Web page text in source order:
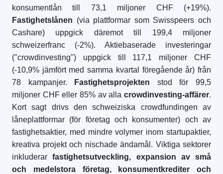
konsumentlån till 73,1 miljoner CHF (+19%).
Fastighetslånen (via plattformar som Swisspeers och
Cashare) uppgick däremot till 199,4 miljoner
schweizerfranc (-2%). Aktiebaserade investeringar
("crowdinvesting") uppgick till 117,1 miljoner CHF
(-10,9% jämfört med samma kvartal föregående år) från
78 kampanjer.
Fastighetsprojekten stod för 99,5
miljoner CHF eller 85% av alla crowdinvesting-affärer.
Kort sagt drivs den schweiziska crowdfundingen av
låneplattformar (för företag och konsumenter) och av
fastighetsaktier, med mindre volymer inom startupaktier,
kreativa projekt och nischade ändamål. Viktiga sektorer
inkluderarfastighetsutveckling, expansion av små
och medelstora företag, konsumentkrediter och